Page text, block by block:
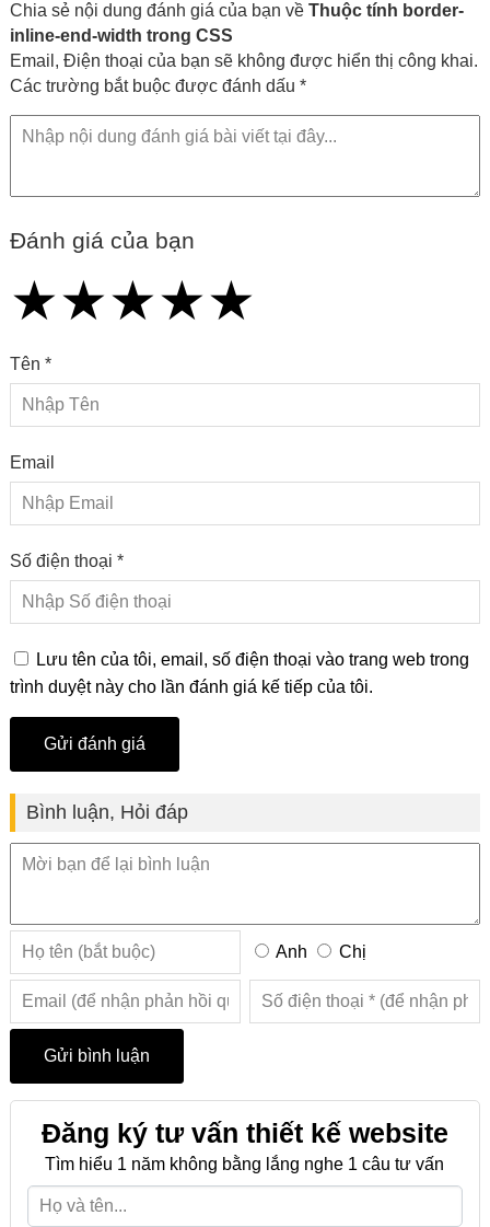
Chia sẻ nội dung đánh giá của bạn về Thuộc tính border-
inline-end-width trong CSS
Email, Điện thoại của bạn sẽ không được hiển thị công khai.
Các trường bắt buộc được đánh dấu *
Đánh giá của bạn
★
★★
★★★
★★★★
★★★★★
Tên *
Email
Số điện thoại *
Lưu tên của tôi, email, số điện thoại vào trang web trong
trình duyệt này cho lần đánh giá kế tiếp của tôi.
Bình luận, Hỏi đáp
Anh Chị
Đăng ký tư vấn thiết kế website
Tìm hiểu 1 năm không bằng lắng nghe 1 câu tư vấn